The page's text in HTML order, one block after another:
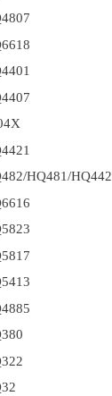
HQ481/HQ442